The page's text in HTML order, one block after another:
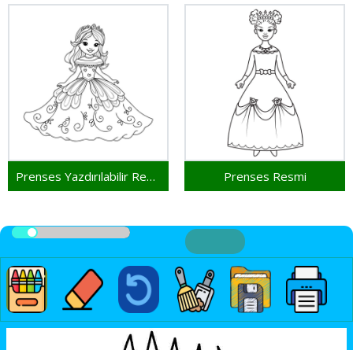
Prenses Yazdırılabilir Resim Prenses Resmi